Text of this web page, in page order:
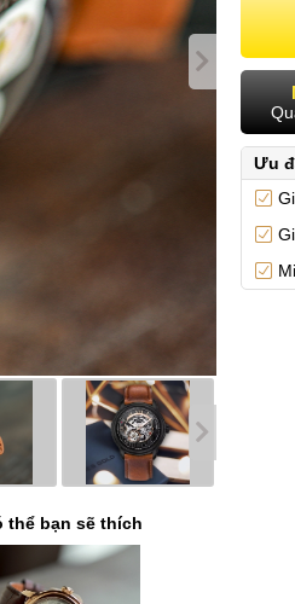
Ưu
thể bạn sẽ thích